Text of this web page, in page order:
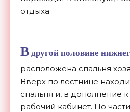
отдыха.
Вдругой половине
расположена спальня
Вверх по лестнице
спальня и, в дополнение
рабочий кабинет. По части